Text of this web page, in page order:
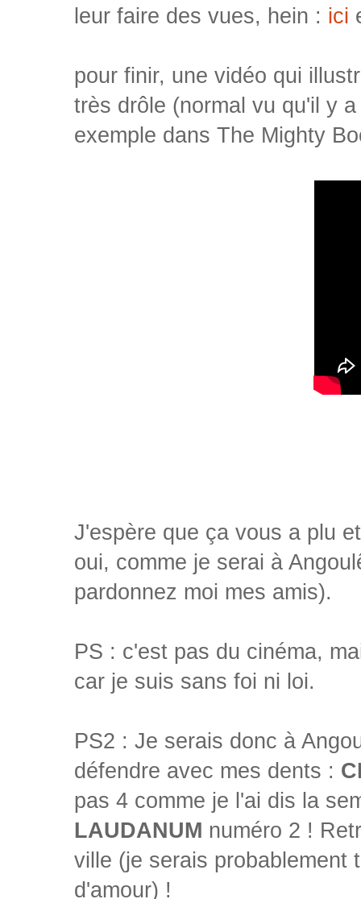
leur faire des vues, hein : ici
pour finir, une vidéo qui
très drôle (normal vu qu'il y
exemple dans The Mighty
J'espère que ça vous a plu
oui, comme je serai à
pardonnez moi mes amis).
PS : c'est pas du cinéma,
car je suis sans foi ni loi.
PS2 : Je serais donc à
défendre avec mes dents :
pas 4 comme je l'ai dis la
LAUDANUM numéro 2 !
ville (je serais probablement
d'amour) !